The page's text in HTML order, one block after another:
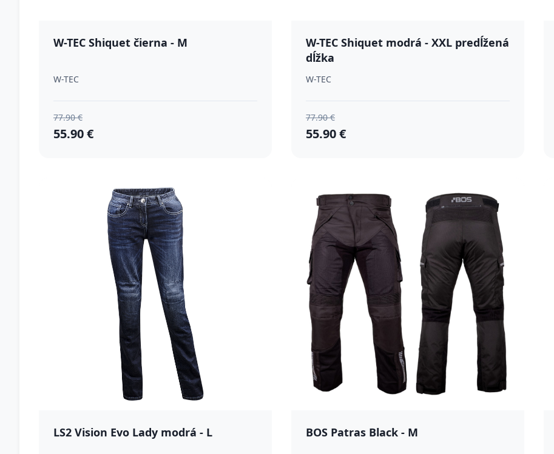
W-TEC Shiquet čierna - M
W-TEC
77.90 €
55.90 €
W-TEC Shiquet modrá - XXL predĺžená
dĺžka
W-TEC
77.90 €
55.90 €
LS2 Vision Evo Lady modrá - L BOS Patras Black - M